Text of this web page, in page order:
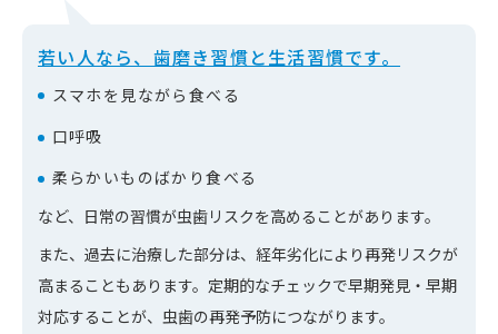
若い人なら、歯磨き習慣と生活習慣です。
スマホを見ながら食べる
口呼吸
柔らかいものばかり食べる
など、日常の習慣が虫歯リスクを高めることがあります。
また、過去に治療した部分は、経年劣化により再発リスクが
高まることもあります。定期的なチェックで早期発見・早期
対応することが、虫歯の再発予防につながります。